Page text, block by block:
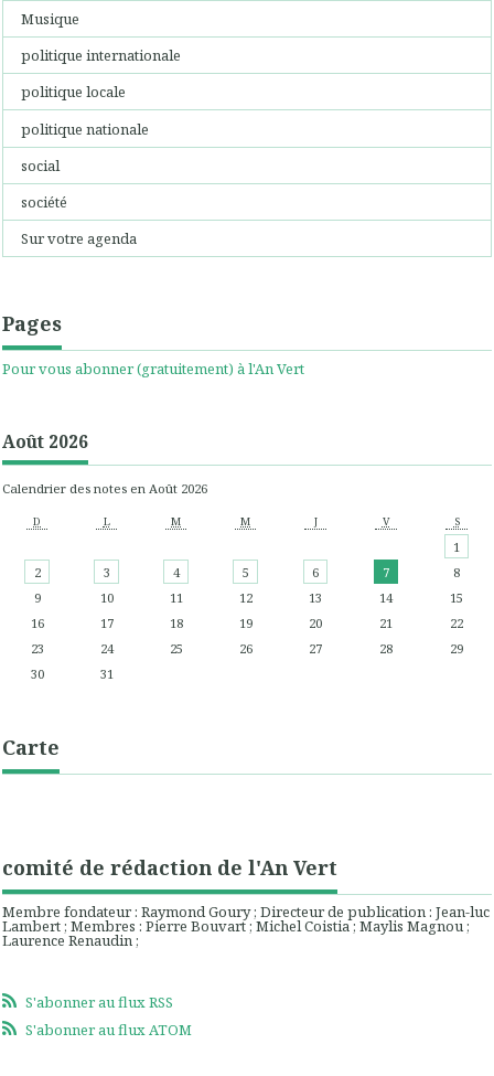
Musique
politique internationale
politique locale
politique nationale
social
société
Sur votre agenda
Pages
Pour vous abonner (gratuitement) à l'An Vert
Août 2026
Calendrier des notes en Août 2026
D L M M J V S
1
2
3 4 5 6 7
8
9
10 11 12 13 14
15
16
17 18 19 20 21
22
23
24 25 26 27 28
29
30
31
Carte
comité de rédaction de l'An Vert
Membre fondateur : Raymond Goury ; Directeur de publication : Jean-luc
Lambert ; Membres : Pierre Bouvart ; Michel Coistia ; Maylis Magnou ;
Laurence Renaudin ;
S'abonner au flux RSS
S'abonner au flux ATOM